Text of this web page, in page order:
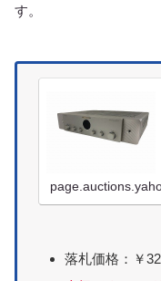
す。
落札価格：￥